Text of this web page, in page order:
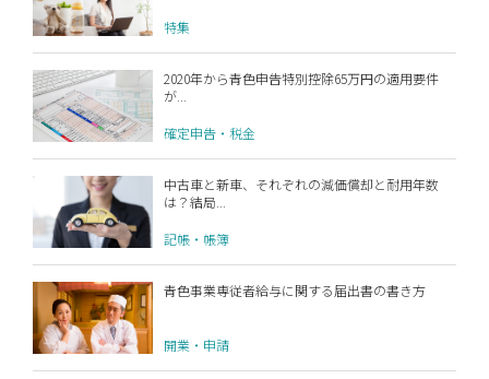
特集
2020年から青色申告特別控除65万円の適用要件
が...
確定申告・税金
中古車と新車、それぞれの減価償却と耐用年数
は？結局...
記帳・帳簿
青色事業専従者給与に関する届出書の書き方
開業・申請